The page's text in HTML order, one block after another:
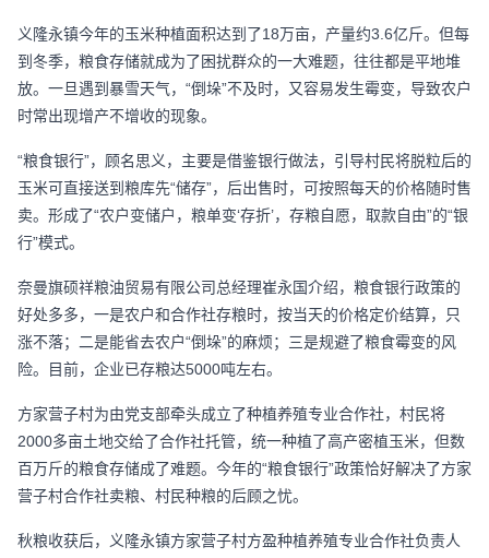
义隆永镇今年的玉米种植面积达到了18万亩，产量约3.6亿斤。但每
到冬季，粮食存储就成为了困扰群众的一大难题，往往都是平地堆
放。一旦遇到暴雪天气，“倒垛”不及时，又容易发生霉变，导致农户
时常出现增产不增收的现象。
“粮食银行”，顾名思义，主要是借鉴银行做法，引导村民将脱粒后的
玉米可直接送到粮库先“储存”，后出售时，可按照每天的价格随时售
卖。形成了“农户变储户，粮单变‘存折’，存粮自愿，取款自由”的“银
行”模式。
奈曼旗硕祥粮油贸易有限公司总经理崔永国介绍，粮食银行政策的
好处多多，一是农户和合作社存粮时，按当天的价格定价结算，只
涨不落；二是能省去农户“倒垛”的麻烦；三是规避了粮食霉变的风
险。目前，企业已存粮达5000吨左右。
方家营子村为由党支部牵头成立了种植养殖专业合作社，村民将
2000多亩土地交给了合作社托管，统一种植了高产密植玉米，但数
百万斤的粮食存储成了难题。今年的“粮食银行”政策恰好解决了方家
营子村合作社卖粮、村民种粮的后顾之忧。
秋粮收获后，义隆永镇方家营子村方盈种植养殖专业合作社负责人